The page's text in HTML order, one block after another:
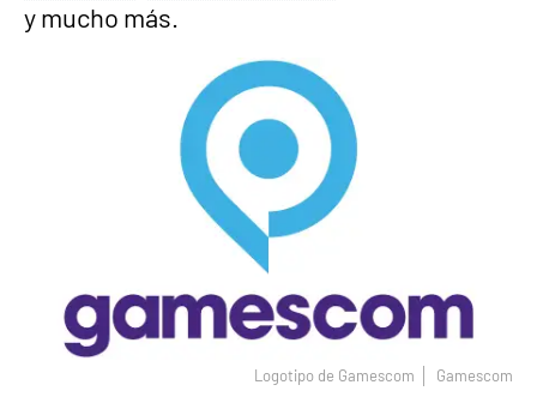
y mucho más.
Logotipo de Gamescom Gamescom